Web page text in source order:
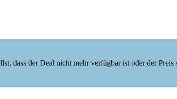
dass der Deal nicht mehr verfügbar ist oder der Preis